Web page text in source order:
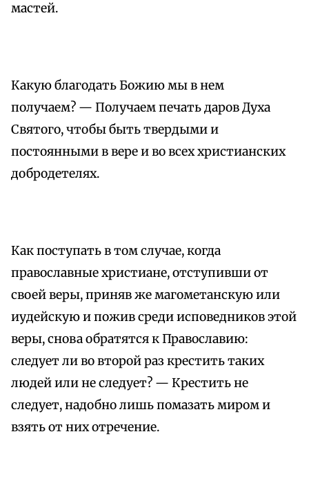
мастей.
Какую благодать Божию мы в нем
получаем? — Получаем печать даров Духа
Святого, чтобы быть твердыми и
постоянными в вере и во всех христианских
добродетелях.
Как поступать в том случае, когда
православные христиане, отступивши от
своей веры, приняв же магометанскую или
иудейскую и пожив среди исповедников этой
веры, снова обратятся к Православию:
следует ли во второй раз крестить таких
людей или не следует? — Крестить не
следует, надобно лишь помазать миром и
взять от них отречение.